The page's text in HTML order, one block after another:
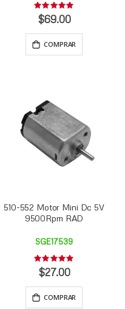
Rating:
0%
$69.00
COMPRAR
510-552 Motor Mini Dc 5V
9500Rpm RAD
SGE17539
Rating:
0%
$27.00
COMPRAR